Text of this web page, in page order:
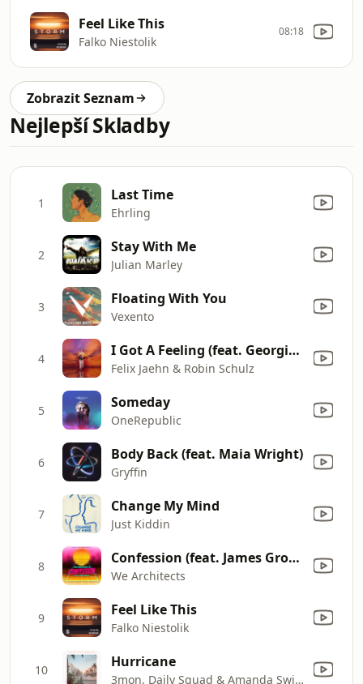
Feel Like This
Falko Niestolik
08:18
Zobrazit Seznam
Nejlepší Skladby
1 Last Time
Ehrling
2 Stay With Me
Julian Marley
3 Floating With You
Vexento
4 I Got A Feeling (feat. Georgia Ku)
Felix Jaehn & Robin Schulz
5 Someday
OneRepublic
6 Body Back (feat. Maia Wright)
Gryffin
7 Change My Mind
Just Kiddin
8 Confession (feat. James Grover)
We Architects
9 Feel Like This
Falko Niestolik
10 Hurricane
3mon, Daily Squad & Amanda Swickle